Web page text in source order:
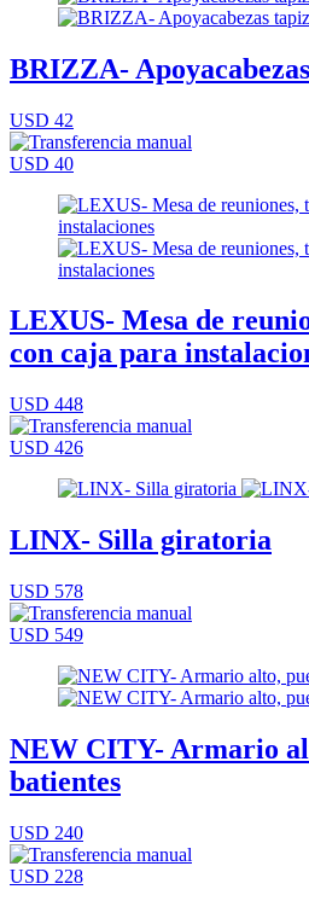
BRIZZA-
USD 42
USD 40
LEXUS- Mesa de
con caja para
USD 448
USD 426
LINX- Silla giratoria
USD 578
USD 549
NEW CITY- Armario
batientes
USD 240
USD 228